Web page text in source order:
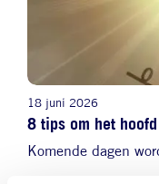
8 tips om het
18 juni 2026
Komende dagen